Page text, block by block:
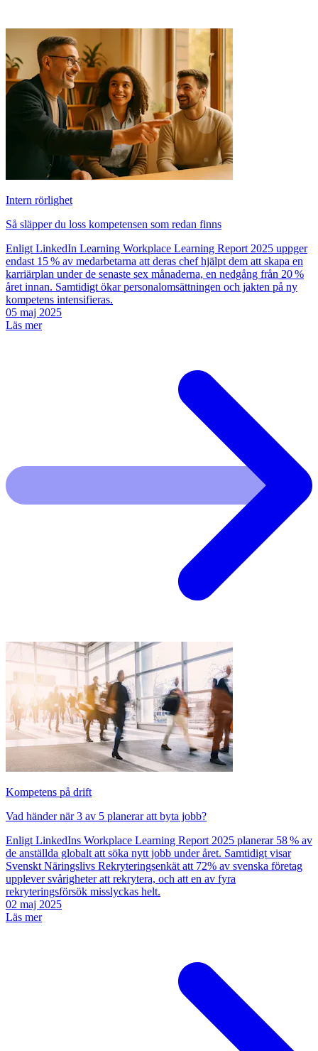
Intern rörlighet
Så släpper du loss kompetensen som redan finns
Enligt LinkedIn Learning Workplace Learning Report 2025 uppger
endast 15 % av medarbetarna att deras chef hjälpt dem att skapa en
karriärplan under de senaste sex månaderna, en nedgång från 20 %
året innan. Samtidigt ökar personalomsättningen och jakten på ny
kompetens intensifieras.
05 maj 2025
Läs mer
Kompetens på drift
Vad händer när 3 av 5 planerar att byta jobb?
Enligt LinkedIns Workplace Learning Report 2025 planerar 58 % av
de anställda globalt att söka nytt jobb under året. Samtidigt visar
Svenskt Näringslivs Rekryteringsenkät att 72% av svenska företag
upplever svårigheter att rekrytera, och att en av fyra
rekryteringsförsök misslyckas helt.
02 maj 2025
Läs mer